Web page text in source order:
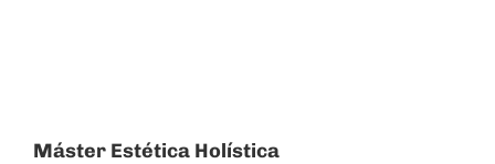
Máster Estética Holística